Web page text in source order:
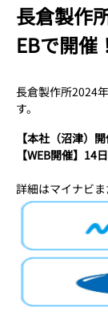
長倉製作
EBで開催
長倉製作所2024
す。
【本社（沼津）
【WEB開催】14
詳細はマイナビ